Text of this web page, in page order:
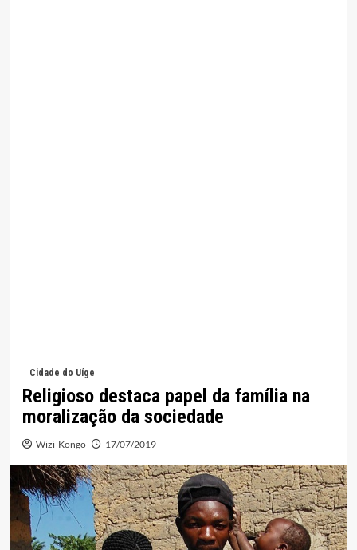
Cidade do Uíge
Religioso destaca papel da família na
moralização da sociedade
Wizi-Kongo 17/07/2019